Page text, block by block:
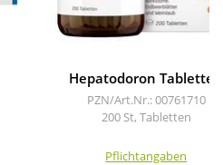
Hepatodoron Tabletten
PZN/Art.Nr.: 00761710
200 St, Tabletten
Pflichtangaben